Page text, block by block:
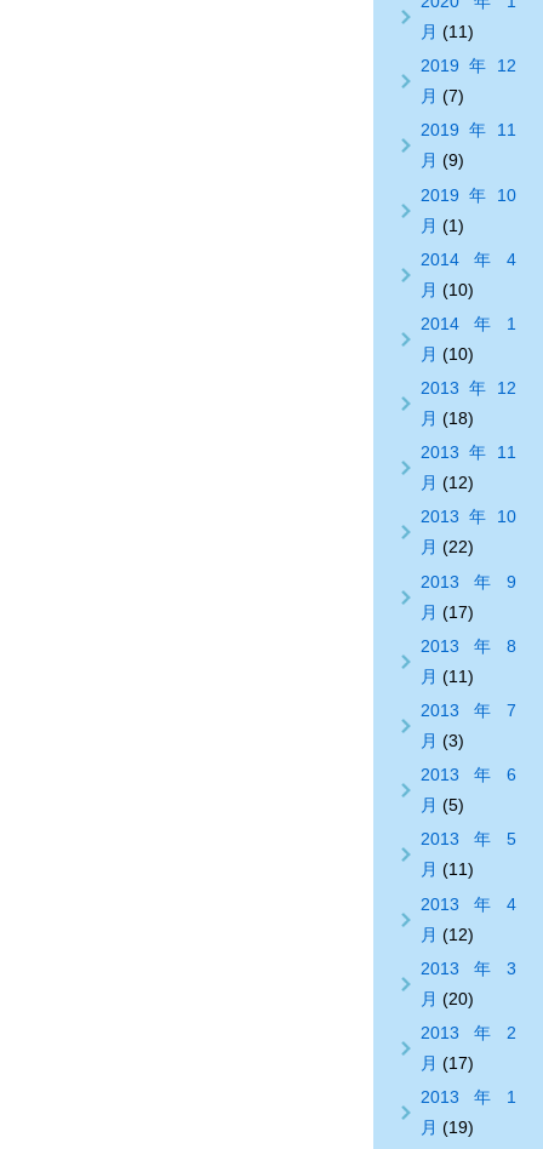
月 (11)
2019年12
月 (7)
2019年11
月 (9)
2019年10
月 (1)
2014年4
月 (10)
2014年1
月 (10)
2013年12
月 (18)
2013年11
月 (12)
2013年10
月 (22)
2013年9
月 (17)
2013年8
月 (11)
2013年7
月 (3)
2013年6
月 (5)
2013年5
月 (11)
2013年4
月 (12)
2013年3
月 (20)
2013年2
月 (17)
2013年1
月 (19)